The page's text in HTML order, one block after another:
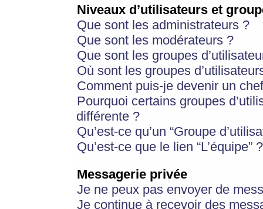
Niveaux d’utilisateurs et
Que sont les administrateurs ?
Que sont les modérateurs ?
Que sont les groupes
Où sont les groupes
Comment puis-je devenir un
Pourquoi certains groupes
différente ?
Qu’est-ce qu’un “Groupe
Qu’est-ce que le lien “L’équipe” ?
Messagerie privée
Je ne peux pas envoyer de
Je continue à recevoir des